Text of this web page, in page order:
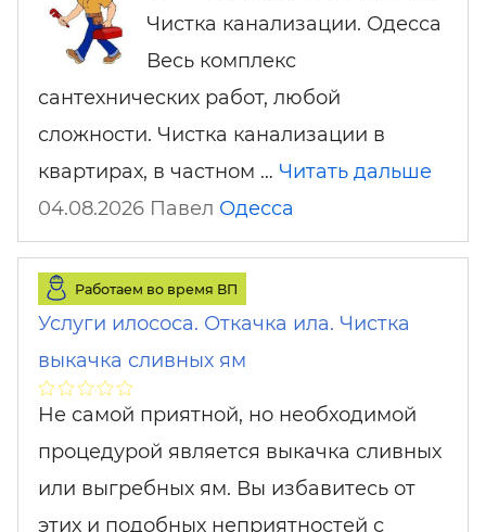
Чистка канализации. Одесса
Весь комплекс
сантехнических работ, любой
сложности. Чистка канализации в
квартирах, в частном … Читать дальше
04.08.2026 Павел Одесса
Работаем во время ВП
Услуги илососа. Откачка ила. Чистка
выкачка сливных ям
Не самой приятной, но необходимой
процедурой является выкачка сливных
или выгребных ям. Вы избавитесь от
этих и подобных неприятностей с